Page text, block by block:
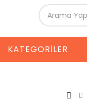
KATEGORILER